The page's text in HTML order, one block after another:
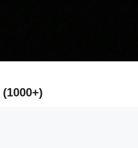
(1000+)